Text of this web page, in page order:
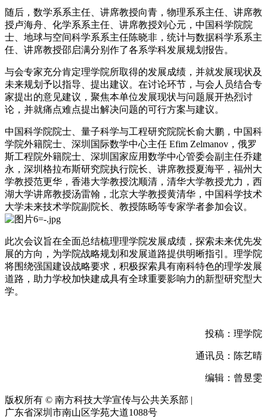
随后，数学系系主任、讲席教授向青，物理系系主任、讲席教
授卢海舟、化学系系主任、讲席教授刘心元，中国科学院院
士、地球与空间科学系系主任陈晓非，统计与数据科学系系主
任、讲席教授邵启满分别作了各系学科发展规划报告。
与会专家充分肯定理学院所取得的发展成绩，并就发展现状及
未来规划予以指导、提出建议。在讨论环节，与会人员结合专
家提出的意见建议，聚焦本单位发展现状与问题展开热烈讨
论，并就痛点难点提出解决问题的可行方案与建议。
中国科学院院士、量子科学与工程研究院院长俞大鹏，中国科
学院外籍院士、深圳国际数学中心主任 Efim Zelmanov，俄罗
斯工程院外籍院士、深圳国家应用数学中心管委会副主任乔建
永，深圳格拉布斯研究院执行院长、讲席教授夏海平，福州大
学教授范更华，香港大学教授沈顺清，清华大学教授尤力，西
湖大学讲席教授汤雷翰，北京大学教授黄清华，中国科学技术
大学未来技术学院副院长、教授陈旸等专家学者参加会议。
此次会议旨在全面总结梳理理学院发展成绩，探索未来优先发
展的方向，为学院战略规划和发展道路提供明晰指引。理学院
将围绕强国建设战略要求，积极探索具有南科特色的理学发展
道路，助力学校加快建成具有全球重要影响力的新型研究型大
学。
投稿：理学院
通讯员：陈艺晴
编辑：曾昱雯
版权所有 © 南方科技大学宣传与公共关系部 |
广东省深圳市南山区学苑大道1088号